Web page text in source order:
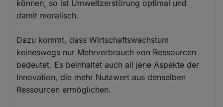
können, so ist Umweltzerstörung optimal und
damit moralisch.
Dazu kommt, dass Wirtschaftswachstum
keineswegs nur Mehrverbrauch von Ressourcen
bedeutet. Es beinhaltet auch all jene Aspekte der
Innovation, die mehr Nutzwert aus denselben
Ressourcen ermöglichen.